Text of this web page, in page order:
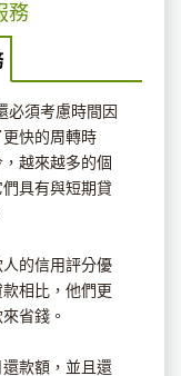
務
必須考慮時間因
快的周轉時
越來越多的個
具有與短期貸
的信用評分優
相比，他們更
省錢。
款額，並且還